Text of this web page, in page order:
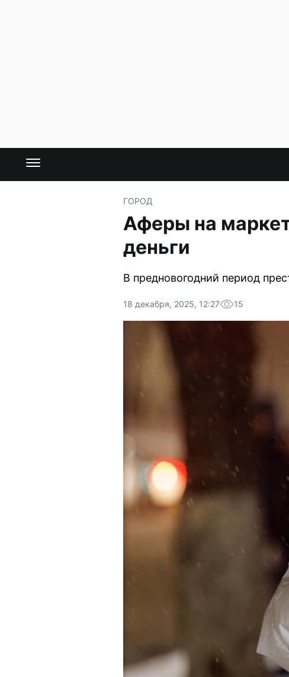
ГОРОД
Аферы на
деньги
В предновогодний период
18 декабря, 2025, 12:27 15